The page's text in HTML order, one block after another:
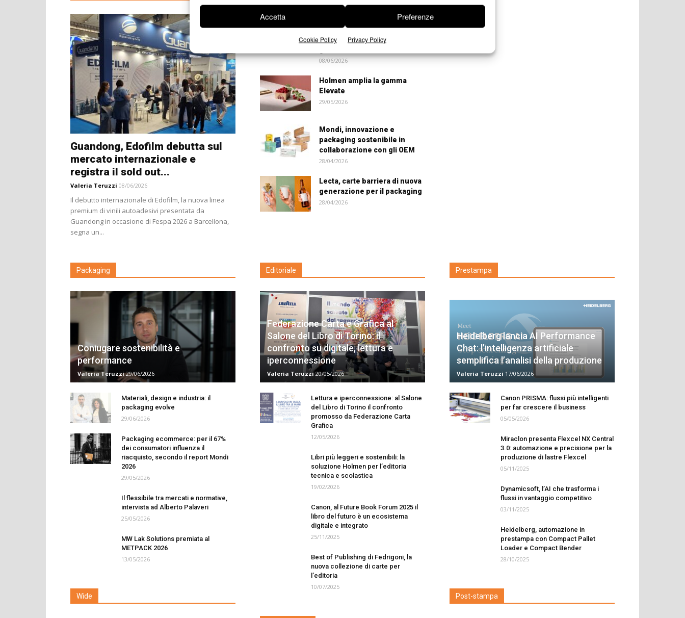
Accetta Preferenze
Cookie Policy Privacy Policy
Guandong, Edofilm debutta sul
mercato internazionale e
registra il sold out...
Valeria Teruzzi 08/06/2026
Il debutto internazionale di Edofilm, la nuova linea
premium di vinili autoadesivi presentata da
Guandong in occasione di Fespa 2026 a Barcellona,
segna un...
decarbonizzazione: accordo
strategico sul biometano per
08/06/2026
Holmen amplia la gamma
Elevate
29/05/2026
Mondi, innovazione e
packaging sostenibile in
collaborazione con gli OEM
28/04/2026
Lecta, carte barriera di nuova
generazione per il packaging
28/04/2026
Packaging
Coniugare sostenibilità e
performance
Valeria Teruzzi 29/06/2026
Materiali, design e industria: il
packaging evolve
29/06/2026
Packaging ecommerce: per il 67%
dei consumatori influenza il
riacquisto, secondo il report Mondi
2026
29/05/2026
Il flessibile tra mercati e normative,
intervista ad Alberto Palaveri
25/05/2026
MW Lak Solutions premiata al
METPACK 2026
13/05/2026
Wide
Editoriale
Federazione Carta e Grafica al
Salone del Libro di Torino: il
confronto su digitale, lettura e
iperconnessione
Valeria Teruzzi 20/05/2026
Lettura e iperconnessione: al Salone
del Libro di Torino il confronto
promosso da Federazione Carta
Grafica
12/05/2026
Libri più leggeri e sostenibili: la
soluzione Holmen per l’editoria
tecnica e scolastica
19/02/2026
Canon, al Future Book Forum 2025 il
libro del futuro è un ecosistema
digitale e integrato
25/11/2025
Best of Publishing di Fedrigoni, la
nuova collezione di carte per
l’editoria
10/07/2025
Prestampa
Heidelberg lancia AI Performance
Chat: l’intelligenza artificiale
semplifica l’analisi della produzione
Valeria Teruzzi 17/06/2026
Canon PRISMA: flussi più intelligenti
per far crescere il business
05/05/2026
Miraclon presenta Flexcel NX Central
3.0: automazione e precisione per la
produzione di lastre Flexcel
05/11/2025
Dynamicsoft, l’AI che trasforma i
flussi in vantaggio competitivo
03/11/2025
Heidelberg, automazione in
prestampa con Compact Pallet
Loader e Compact Bender
28/10/2025
Post-stampa